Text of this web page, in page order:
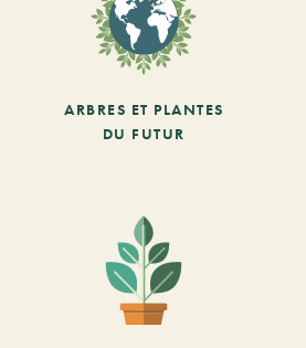
ARBRES ET PLANTES
DU FUTUR